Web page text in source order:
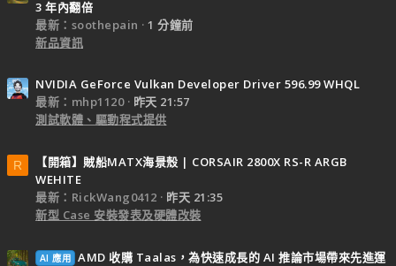
3 年內翻倍
最新：soothepain
1 分鐘前
新品資訊
NVIDIA GeForce Vulkan Developer Driver 596.99 WHQL
最新：mhp1120
昨天 21:57
測試軟體、驅動程式提供
R
【開箱】賊船MATX海景殼 | CORSAIR 2800X RS-R ARGB
WEHITE
最新：RickWang0412
昨天 21:35
新型 Case 安裝發表及硬體改裝
AI 應用 AMD 收購 Taalas，為快速成長的 AI 推論市場帶來先進運